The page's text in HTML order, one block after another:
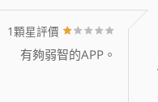
1顆星評價
有夠弱智的APP。